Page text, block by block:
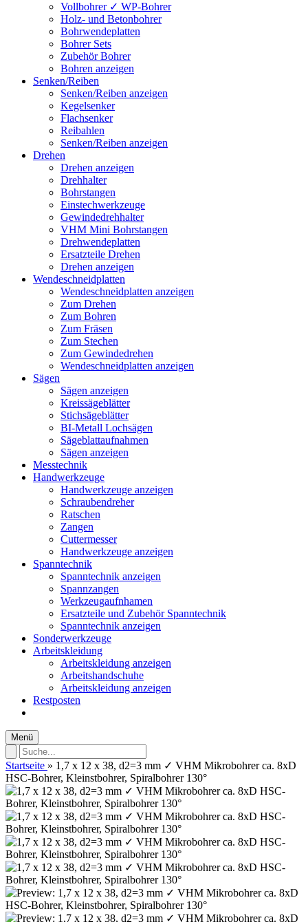
Vollbohrer ✓ WP-Bohrer
Holz- und Betonbohrer
Bohrwendeplatten
Bohrer Sets
Zubehör Bohrer
Bohren anzeigen
Senken/Reiben
Senken/Reiben anzeigen
Kegelsenker
Flachsenker
Reibahlen
Senken/Reiben anzeigen
Drehen
Drehen anzeigen
Drehhalter
Bohrstangen
Einstechwerkzeuge
Gewindedrehhalter
VHM Mini Bohrstangen
Drehwendeplatten
Ersatzteile Drehen
Drehen anzeigen
Wendeschneidplatten
Wendeschneidplatten anzeigen
Zum Drehen
Zum Bohren
Zum Fräsen
Zum Stechen
Zum Gewindedrehen
Wendeschneidplatten anzeigen
Sägen
Sägen anzeigen
Kreissägeblätter
Stichsägeblätter
BI-Metall Lochsägen
Sägeblattaufnahmen
Sägen anzeigen
Messtechnik
Handwerkzeuge
Handwerkzeuge anzeigen
Schraubendreher
Ratschen
Zangen
Cuttermesser
Handwerkzeuge anzeigen
Spanntechnik
Spanntechnik anzeigen
Spannzangen
Werkzeugaufnhamen
Ersatzteile und Zubehör Spanntechnik
Spanntechnik anzeigen
Sonderwerkzeuge
Arbeitskleidung
Arbeitskleidung anzeigen
Arbeitshandschuhe
Arbeitskleidung anzeigen
Restposten
Menü
Startseite » 1,7 x 12 x 38, d2=3 mm ✓ VHM Mikrobohrer ca. 8xD
HSC-Bohrer, Kleinstbohrer, Spiralbohrer 130°